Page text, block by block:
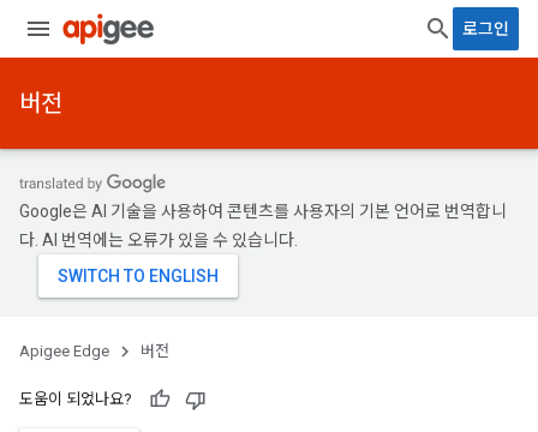
로그인
버전
Google은 AI 기술을 사용하여 콘텐츠를 사용자의 기본 언어로 번역합니
다. AI 번역에는 오류가 있을 수 있습니다.
Apigee Edge 버전
도움이 되었나요?